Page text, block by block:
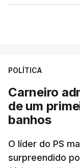
POLÍTICA
Carneiro
de um
banhos
O líder do PS
surpreendido